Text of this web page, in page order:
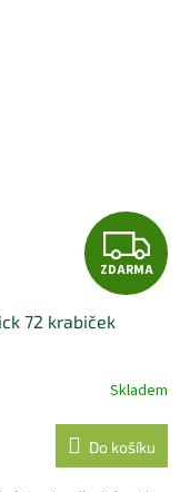
Z
D
R
M
A
ZDARMA
72 krabiček
Skladem
Do košíku